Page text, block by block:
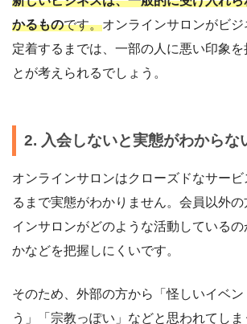
かるものです。オンラインサロンがビ
定着するまでは、一部の人に悪い印象を
とが考えられるでしょう。
2. 入会しないと実態がわからな
オンラインサロンはクローズドなサー
るまで実態がわかりません。会員以外
インサロンがどのような活動している
かなどを把握しにくいです。
そのため、外部の方から「怪しいイベ
う」「宗教っぽい」などと思われてしま